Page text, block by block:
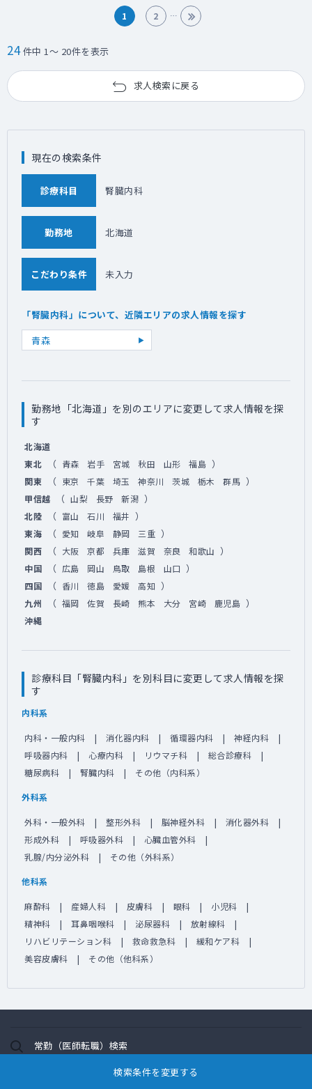
1 2
24件中 1～ 20件を表示
求人検索に戻る
検索条件を変更する
現在の検索条件
診療科目 腎臓内科
勤務地 北海道
こだわり条件 未入力
「腎臓内科」について、近隣エリアの求人情報を探す
青森
勤務地「北海道」を別のエリアに変更して求人情報を探
す
北海道
東北
（ 青森 岩手 宮城 秋田 山形 福島 ）
関東 （ 東京 千葉 埼玉 神奈川 茨城 栃木 群馬 ）
甲信越 （ 山梨 長野 新潟 ）
北陸 （ 富山 石川 福井 ）
東海 （ 愛知 岐阜 静岡 三重 ）
関西 （ 大阪 京都 兵庫 滋賀 奈良 和歌山 ）
中国 （ 広島 岡山 鳥取 島根 山口 ）
四国 （ 香川 徳島 愛媛 高知 ）
九州 （ 福岡 佐賀 長崎 熊本 大分 宮崎 鹿児島 ）
沖縄
診療科目「腎臓内科」を別科目に変更して求人情報を探
す
内科系
内科・一般内科 消化器内科 循環器内科
神経内科
呼吸器内科
心療内科 リウマチ科
総合診療科
糖尿病科
腎臓内科 その他（内科系）
外科系
外科・一般外科 整形外科 脳神経外科
消化器外科
形成外科
呼吸器外科
心臓血管外科
乳腺/内分泌外科
その他（外科系）
他科系
麻酔科 産婦人科 皮膚科 眼科
小児科
精神科
耳鼻咽喉科 泌尿器科
放射線科
リハビリテーション科
救命救急科
緩和ケア科
美容皮膚科
その他（他科系）
常勤（医師転職）検索